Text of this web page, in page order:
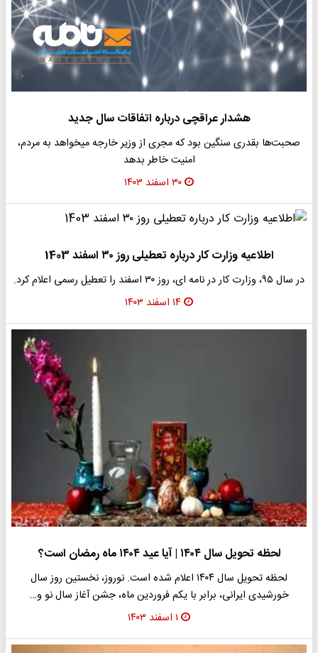
هشدار عراقچی درباره اتفاقات سال جدید
صحبت‌ها بقدری سنگین بود که مجری از وزیر خارجه میخواهد به مردم،
امنیت خاطر بدهد
۳۰ اسفند ۱۴۰۳
اطلاعیه وزارت کار درباره تعطیلی روز ۳۰ اسفند 1403
در سال ۹۵، وزارت کار در نامه ای، روز ۳۰ اسفند را تعطیل رسمی اعلام کرد.
۱۴ اسفند ۱۴۰۳
لحظه تحویل سال ۱۴۰۴ | آیا عید ۱۴۰۴ ماه رمضان است؟
لحظه تحویل سال ۱۴۰۴ اعلام شده است. نوروز، نخستین روز سال
خورشیدی ایرانی، برابر با یکم فروردین ماه، جشن آغاز سال نو و…
۱ اسفند ۱۴۰۳